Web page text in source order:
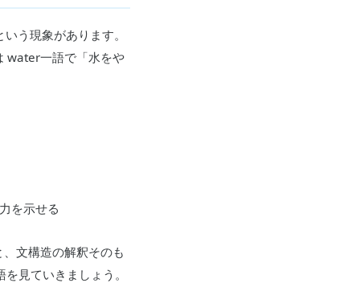
う現象があります。
water一語で「水をや
を示せる
文構造の解釈そのも
見ていきましょう。